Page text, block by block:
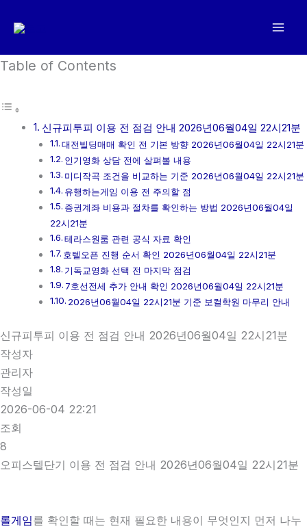
로
너
Table of Contents
신규피투피 이용 전 점검 안내 2026년06월04일 22시21분
대전빌딩매매 확인 전 기본 방향 2026년06월04일 22시21분
인기영화 상담 전에 살펴볼 내용
미디작곡 조건을 비교하는 기준 2026년06월04일 22시21분
유행하는게임 이용 전 주의할 점
증권계좌 비용과 절차를 확인하는 방법 2026년06월04일
22시21분
테라스원룸 관련 공식 자료 확인
호텔오픈 진행 순서 확인 2026년06월04일 22시21분
기독교영화 선택 전 마지막 점검
7호선전세 추가 안내 확인 2026년06월04일 22시21분
2026년06월04일 22시21분 기준 보컬학원 마무리 안내
신규피투피 이용 전 점검 안내 2026년06월04일 22시21분
작성자
관리자
작성일
2026-06-04 22:21
조회
8
오피스텔단기 이용 전 점검 안내 2026년06월04일 22시21분
롤게임를 확인할 때는 현재 필요한 내용이 무엇인지 먼저 나누